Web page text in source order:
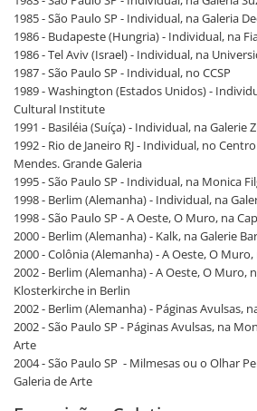
1985 - São Paulo SP - Individual, na Galeria
1986 - Budapeste (Hungria) - Individual, na
1986 - Tel Aviv (Israel) - Individual, na
1987 - São Paulo SP - Individual, no CCSP
1989 - Washington (Estados Unidos) -
Cultural Institute
1991 - Basiléia (Suíça) - Individual, na Galerie
1992 - Rio de Janeiro RJ - Individual, no
Mendes. Grande Galeria
1995 - São Paulo SP - Individual, na Monica
1998 - Berlim (Alemanha) - Individual, na
1998 - São Paulo SP - A Oeste, O Muro, na
2000 - Berlim (Alemanha) - Kalk, na Galerie
2000 - Colônia (Alemanha) - A Oeste, O
2002 - Berlim (Alemanha) - A Oeste, O Muro,
Klosterkirche in Berlin
2002 - Berlim (Alemanha) - Páginas Avulsas,
2002 - São Paulo SP - Páginas Avulsas, na
Arte
2004 - São Paulo SP - Milmesas ou o Olhar
Galeria de Arte